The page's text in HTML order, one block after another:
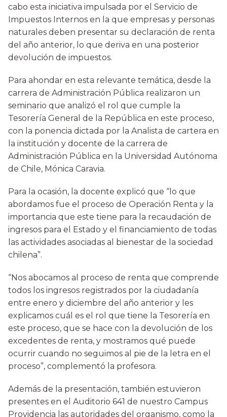
cabo esta iniciativa impulsada por el Servicio de
Impuestos Internos en la que empresas y personas
naturales deben presentar su declaración de renta
del año anterior, lo que deriva en una posterior
devolución de impuestos.
Para ahondar en esta relevante temática, desde la
carrera de Administración Pública realizaron un
seminario que analizó el rol que cumple la
Tesorería General de la República en este proceso,
con la ponencia dictada por la Analista de cartera en
la institución y docente de la carrera de
Administración Pública en la Universidad Autónoma
de Chile, Mónica Caravia.
Para la ocasión, la docente explicó que “lo que
abordamos fue el proceso de Operación Renta y la
importancia que este tiene para la recaudación de
ingresos para el Estado y el financiamiento de todas
las actividades asociadas al bienestar de la sociedad
chilena”.
“Nos abocamos al proceso de renta que comprende
todos los ingresos registrados por la ciudadanía
entre enero y diciembre del año anterior y les
explicamos cuál es el rol que tiene la Tesorería en
este proceso, que se hace con la devolución de los
excedentes de renta, y mostramos qué puede
ocurrir cuando no seguimos al pie de la letra en el
proceso”, complementó la profesora.
Además de la presentación, también estuvieron
presentes en el Auditorio 641 de nuestro Campus
Providencia las autoridades del organismo, como la